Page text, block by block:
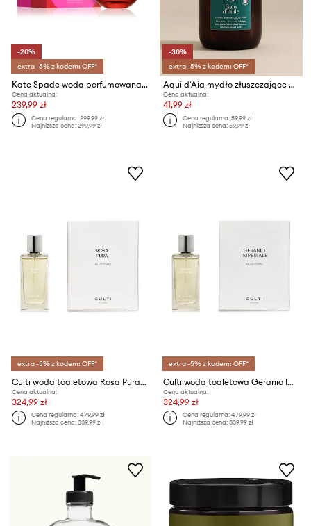
-20%
extra -5% z kodem: OFF*
Kate Spade woda perfumowana Cherie 60 ml
Cena aktualna:
239,99 zł
Cena regularna:299,99 zł
Najniższa cena:299,99 zł
-30%
extra -5% z kodem: OFF*
Aqui d'Aia mydło złuszczające w płynie Oil Bath 300 ml
Cena aktualna:
41,99 zł
Cena regularna:59,99 zł
Najniższa cena:59,99 zł
extra -5% z kodem: OFF*
Culti woda toaletowa Rosa Pura White Serigraphy 100 ml
Cena aktualna:
324,99 zł
Cena regularna:479,99 zł
Najniższa cena:339,99 zł
extra -5% z kodem: OFF*
Culti woda toaletowa Geranio Imperiale White Serigraphy 100 ml
Cena aktualna:
324,99 zł
Cena regularna:479,99 zł
Najniższa cena:339,99 zł